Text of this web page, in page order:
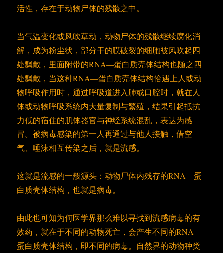
活性，存在于动物尸体的残骸之中。
当气温变化或风吹草动，动物尸体的残骸继续腐化消
解，成为粉尘状，部分干的膜破裂的细胞被风吹起四
处飘散，里面附带的RNA—蛋白质壳体结构也随之四
处飘散，当这种RNA—蛋白质壳体结构恰遇上人或动
物呼吸作用时，通过呼吸道进入肺或口腔时，就在人
体或动物呼吸系统内大量复制与繁殖，结果引起抵抗
力低的宿住的肌体器官与神经系统混乱，表达为感
冒。被病毒感染的第一人再通过与他人接触，借空
气、唾沫相互传染之后，就是流感。
这就是流感的一般源头：动物尸体内残存的RNA—蛋
白质壳体结构，也就是病毒。
由此也可知为何医学界那么难以寻找到流感病毒的有
效药，就在于不同的动物死亡，会产生不同的RNA—
蛋白质壳体结构，即不同的病毒。自然界的动物种类